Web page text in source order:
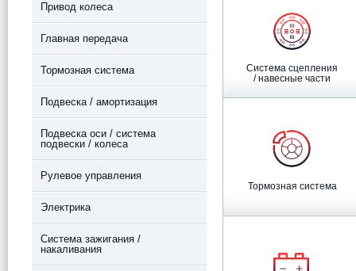
Привод колеса
Главная передача
Тормозная система
Подвеска / амортизация
Подвеска оси / система
подвески / колеса
Рулевое управления
Электрика
Система зажигания /
накаливания
Система сцепления
/ навесные части
Тормозная система